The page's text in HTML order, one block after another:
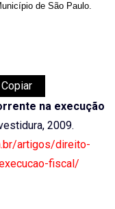
de São Paulo.
Copiar
na execução
2009.
artigos/direito-
fiscal/